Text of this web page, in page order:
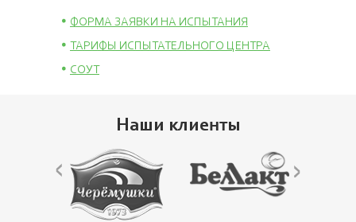
ФОРМА ЗАЯВКИ НА ИСПЫТАНИЯ
ТАРИФЫ ИСПЫТАТЕЛЬНОГО ЦЕНТРА
СОУТ
Наши клиенты